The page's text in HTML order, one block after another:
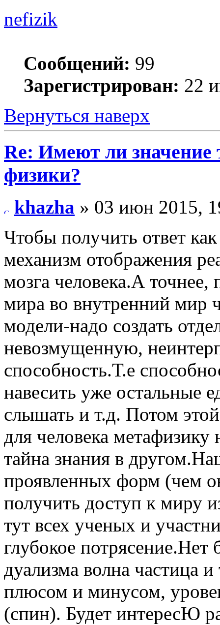
nefizik
Сообщений: 99
Зарегистрирован: 22
Вернуться наверх
Re: Имеют ли значение
физики?
khazha » 03 июн 2015,
Чтобы получить ответ
механизм отображения
мозга человека.А точнее,
мира во внутренний мир
модели-надо создать
невозмущенную,
способность.Т.е
навесить уже остальные
слышать и т.д. Потом
для человека
тайна знания в
проявленных форм (чем
получить доступ к миру
тут всех ученых и
глубокое
дуализма волна частица
плюсом и минусом,
(спин). Будет интересЮ